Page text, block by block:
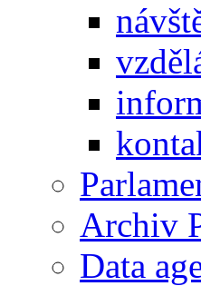
Archiv
Data